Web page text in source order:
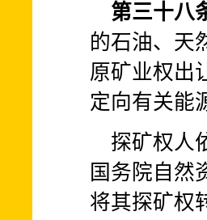
第三十八
的石油、天
原矿业权出
定向有关能
探矿权人
国务院自然
将其探矿权